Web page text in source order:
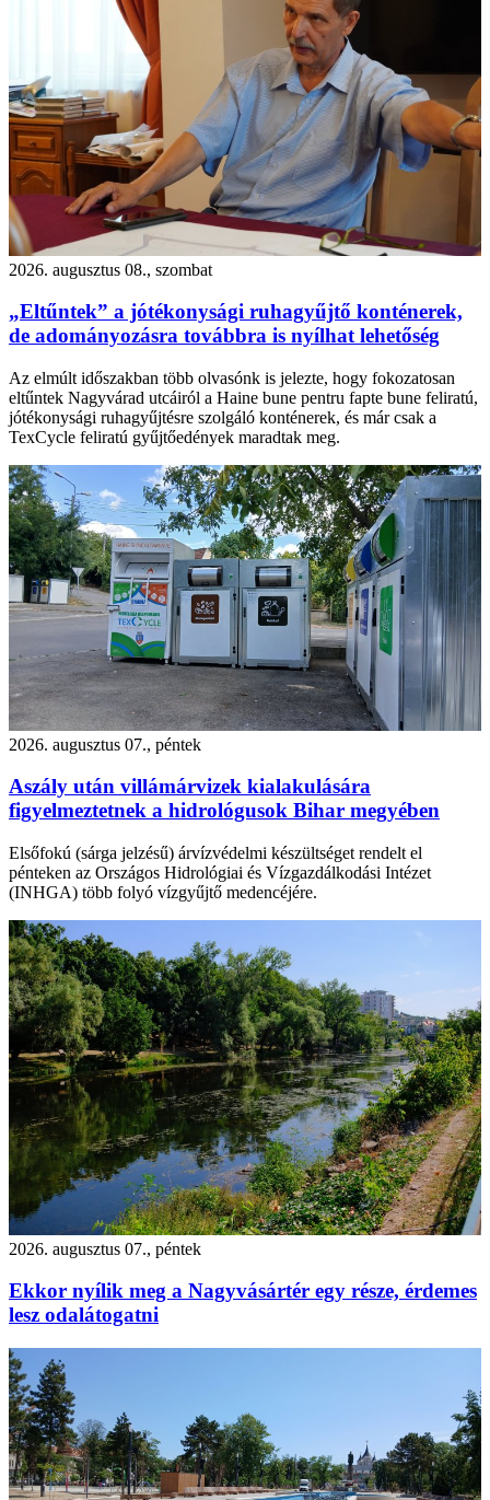
2026. augusztus 08., szombat
„Eltűntek” a jótékonysági ruhagyűjtő konténerek,
de adományozásra továbbra is nyílhat lehetőség
Az elmúlt időszakban több olvasónk is jelezte, hogy fokozatosan
eltűntek Nagyvárad utcáiról a Haine bune pentru fapte bune feliratú,
jótékonysági ruhagyűjtésre szolgáló konténerek, és már csak a
TexCycle feliratú gyűjtőedények maradtak meg.
2026. augusztus 07., péntek
Aszály után villámárvizek kialakulására
figyelmeztetnek a hidrológusok Bihar megyében
Elsőfokú (sárga jelzésű) árvízvédelmi készültséget rendelt el
pénteken az Országos Hidrológiai és Vízgazdálkodási Intézet
(INHGA) több folyó vízgyűjtő medencéjére.
2026. augusztus 07., péntek
Ekkor nyílik meg a Nagyvásártér egy része, érdemes
lesz odalátogatni